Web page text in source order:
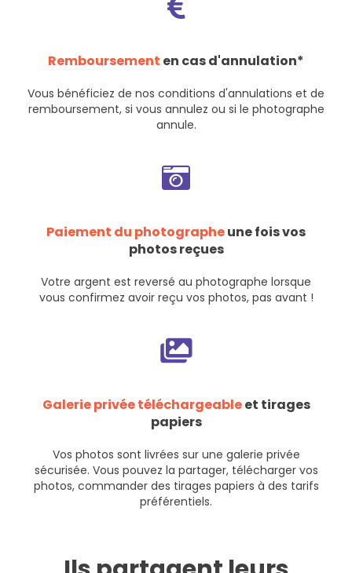
Remboursement en cas d'annulation*
Vous bénéficiez de nos conditions d'annulations et de
remboursement, si vous annulez ou si le photographe
annule.
Paiement du photographeune fois vos
photos reçues
Votre argent est reversé au photographe lorsque
vous confirmez avoir reçu vos photos, pas avant !
Galerie privée téléchargeableet tirages
papiers
Vos photos sont livrées sur une galerie privée
sécurisée. Vous pouvez la partager, télécharger vos
photos, commander des tirages papiers à des tarifs
préférentiels.